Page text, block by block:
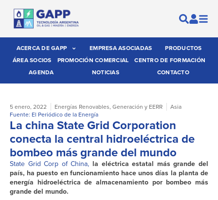
ACERCA DE GAPP EMPRESA ASOCIADAS
PRODUCTOS
ÁREA SOCIOS
PROMOCIÓN COMERCIAL
CENTRO DE FORMACIÓN
AGENDA
NOTICIAS CONTACTO
5 enero, 2022 Energías Renovables, Generación y EERR
Asia
Fuente: El Periódico de la Energía
La china State Grid Corporation
conecta la central hidroeléctrica de
bombeo más grande del mundo
State Grid Corp of China, la eléctrica estatal más grande del
país, ha puesto en funcionamiento hace unos días la planta de
energía hidroeléctrica de almacenamiento por bombeo más
grande del mundo.